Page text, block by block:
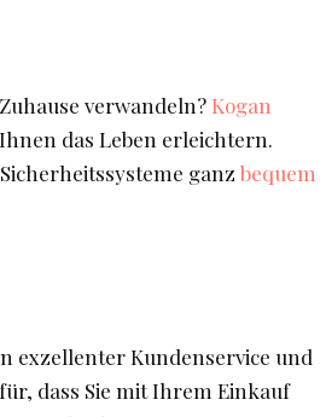
verwandeln? Kogan
das Leben erleichtern.
ganz bequem
exzellenter Kundenservice und
dass Sie mit Ihrem Einkauf